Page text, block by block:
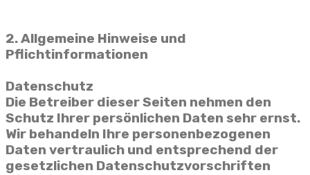
2. Allgemeine Hinweise und
Pflichtinformationen
Datenschutz
Die Betreiber dieser Seiten nehmen den
Schutz Ihrer persönlichen Daten sehr ernst.
Wir behandeln Ihre personenbezogenen
Daten vertraulich und entsprechend der
gesetzlichen Datenschutzvorschriften